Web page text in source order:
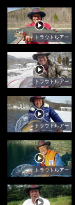
トラウトルアー
トラウトルアー
トラウトルアー
トラウトルアー